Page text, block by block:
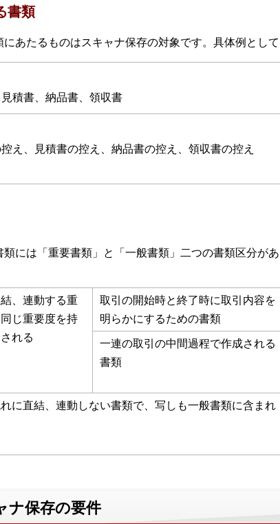
書類
あたるものはスキャナ保存の対象です。具体例とし
積書、納品書、領収書
え、見積書の控え、納品書の控え、領収書の控え
には「重要書類」と「一般書類」二つの書類区分が
、連動する重
じ重要度を持
れる
取引の開始時と終了時に取引内容を
明らかにするための書類
一連の取引の中間過程で作成される
書類
に直結、連動しない書類で、写しも一般書類に含まれ
ナ保存の要件